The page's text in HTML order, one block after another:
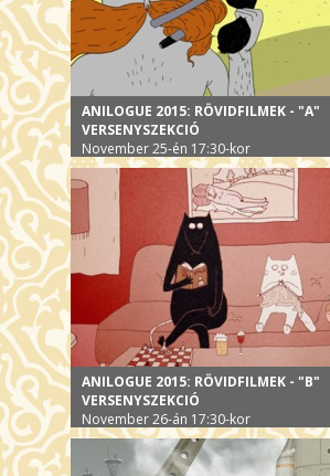
ANILOGUE 2015: RÖVIDFILMEK - "A"
VERSENYSZEKCIÓ
November 25-én 17:30-kor
ANILOGUE 2015: RÖVIDFILMEK - "B"
VERSENYSZEKCIÓ
November 26-án 17:30-kor